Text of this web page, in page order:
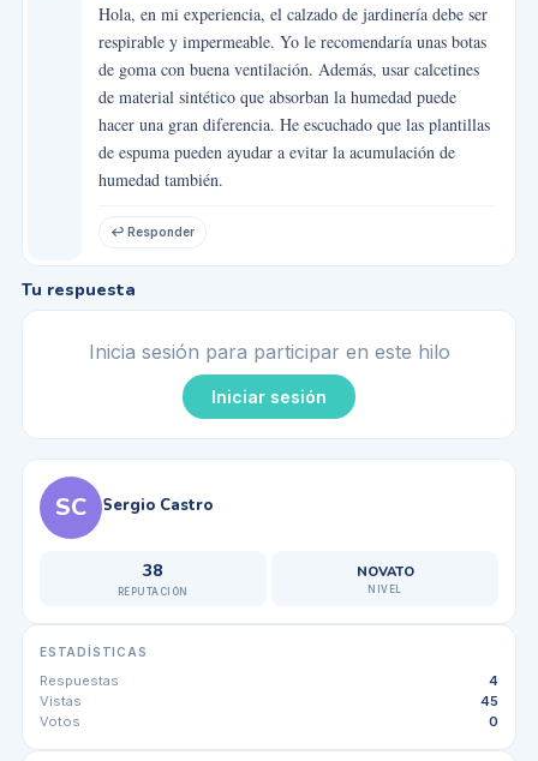
Hola, en mi experiencia, el calzado de jardinería debe ser
respirable y impermeable. Yo le recomendaría unas botas
de goma con buena ventilación. Además, usar calcetines
de material sintético que absorban la humedad puede
hacer una gran diferencia. He escuchado que las plantillas
de espuma pueden ayudar a evitar la acumulación de
humedad también.
↩ Responder
Tu respuesta
Inicia sesión para participar en este hilo
Iniciar sesión
SC Sergio Castro
38
REPUTACIÓN
NOVATO
NIVEL
ESTADÍSTICAS
Respuestas
4
Vistas
45
Votos
0